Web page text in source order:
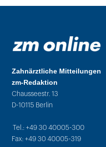
Zahnärztliche Mitteilungen
zm-Redaktion
Chausseestr. 13
D-10115 Berlin
Tel.: +49 30 40005-300
Fax: +49 30 40005-319